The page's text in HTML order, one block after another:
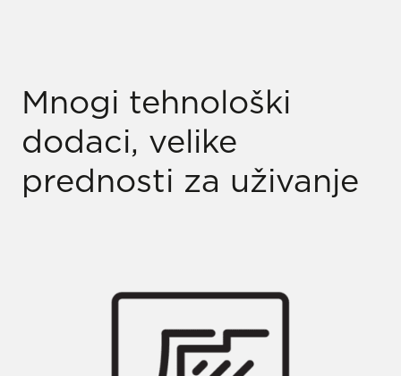
Mnogi tehnološki
dodaci, velike
prednosti za uživanje